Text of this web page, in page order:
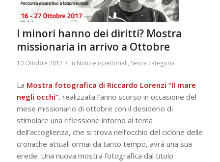
I minori hanno dei diritti? Mostra
missionaria in arrivo a Ottobre
10 Ottobre 2017 / in Notizie ispettoriali, Senza categoria
La Mostra fotografica di Riccardo Lorenzi “Il mare
negli occhi”, realizzata l’anno scorso in occasione del
mese missionario di ottobre con il desiderio di
stimolare una riflessione intorno al tema
dell’accoglienza, che si trova nell’occhio del ciclone delle
cronache attuali ormai da tanto tempo, avrà una sua
erede. Una nuova mostra fotografica dal titolo